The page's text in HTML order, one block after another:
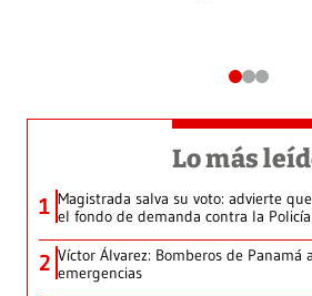
Lo más
1 Magistrada salva su voto: advierte
el fondo de demanda contra la
2 Víctor Álvarez: Bomberos de Panamá
emergencias